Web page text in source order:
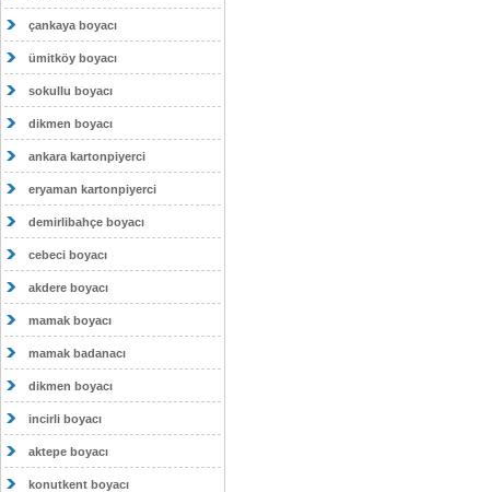
çankaya boyacı
ümitköy boyacı
sokullu boyacı
dikmen boyacı
ankara kartonpiyerci
eryaman kartonpiyerci
demirlibahçe boyacı
cebeci boyacı
akdere boyacı
mamak boyacı
mamak badanacı
dikmen boyacı
incirli boyacı
aktepe boyacı
konutkent boyacı